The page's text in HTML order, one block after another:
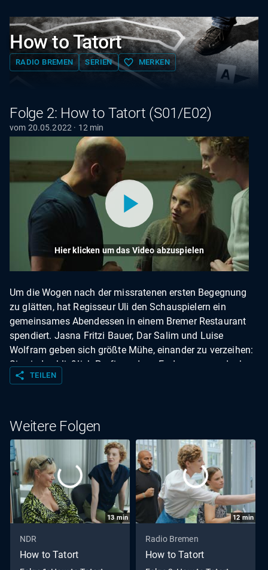
How to Tatort
RADIO BREMEN SERIEN favorite_border MERKEN
Folge 2: How to Tatort (S01/E02)
vom 20.05.2022 · 12 min
Hier klicken um das Video abzuspielen
Um die Wogen nach der missratenen ersten Begegnung
zu glätten, hat Regisseur Uli den Schauspielern ein
gemeinsames Abendessen in einem Bremer Restaurant
spendiert. Jasna Fritzi Bauer, Dar Salim und Luise
Wolfram geben sich größte Mühe, einander zu verzeihen:
Sie sind schließlich Profis und am Ende waren es doch
auch nur unglückliche Missverständnisse, oder? Das
Gefahr.
share TEILEN
Weitere Folgen
13min
NDR
How to Tatort
12min
Radio Bremen
How to Tatort